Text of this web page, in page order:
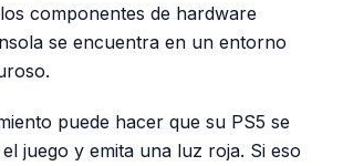
componentes de hardware
se encuentra en un entorno
puede hacer que su PS5 se
juego y emita una luz roja. Si eso